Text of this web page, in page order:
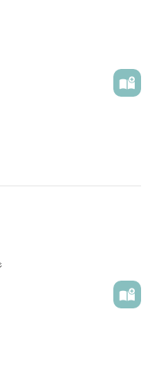
コラボして欲しいなど